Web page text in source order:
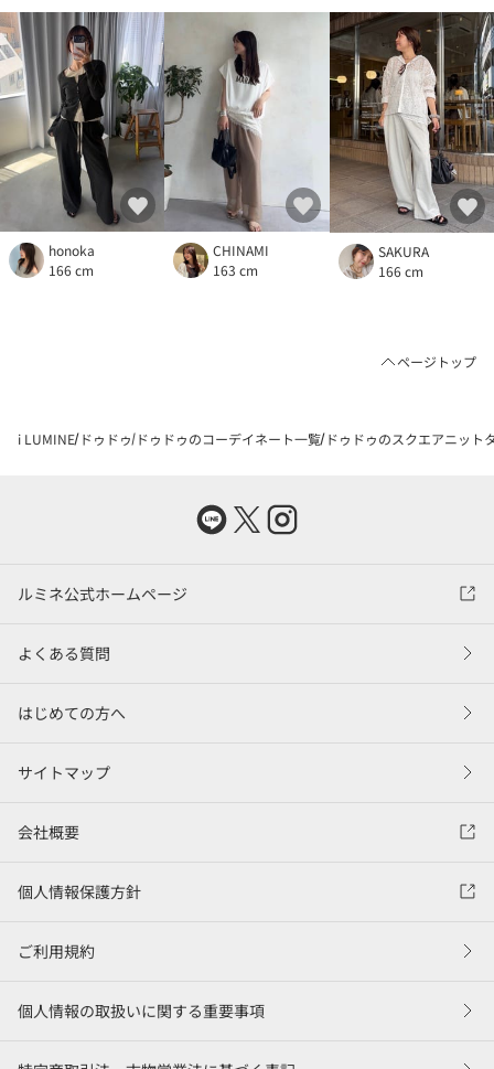
honoka
166 cm
CHINAMI
163 cm
SAKURA
166 cm
ページトップ
i LUMINE ドゥドゥ ドゥドゥのコーデイネート一覧 ドゥドゥのスクエアニット
ルミネ公式ホームページ
よくある質問
はじめての方へ
サイトマップ
会社概要
個人情報保護方針
ご利用規約
個人情報の取扱いに関する重要事項